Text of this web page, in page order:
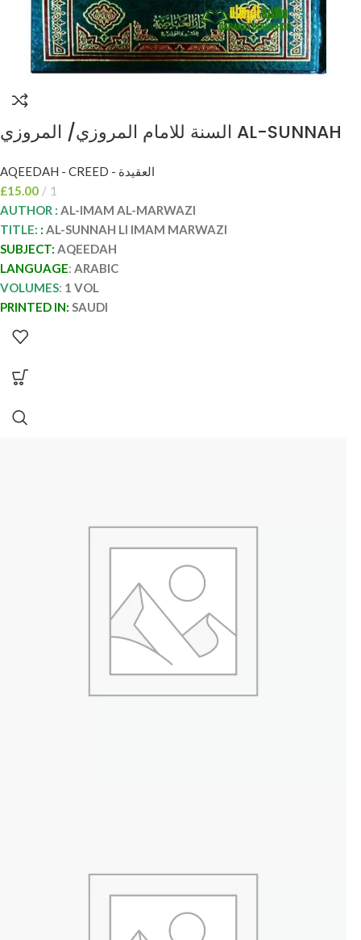
السنة للامام المروزي/ المروزي AL-SUNNAH
AQEEDAH - CREED - العقيدة
£15.00
1
AUTHOR : AL-IMAM AL-MARWAZI
TITLE: : AL-SUNNAH LI IMAM MARWAZI
SUBJECT: AQEEDAH
LANGUAGE: ARABIC
VOLUMES: 1 VOL
PRINTED IN: SAUDI